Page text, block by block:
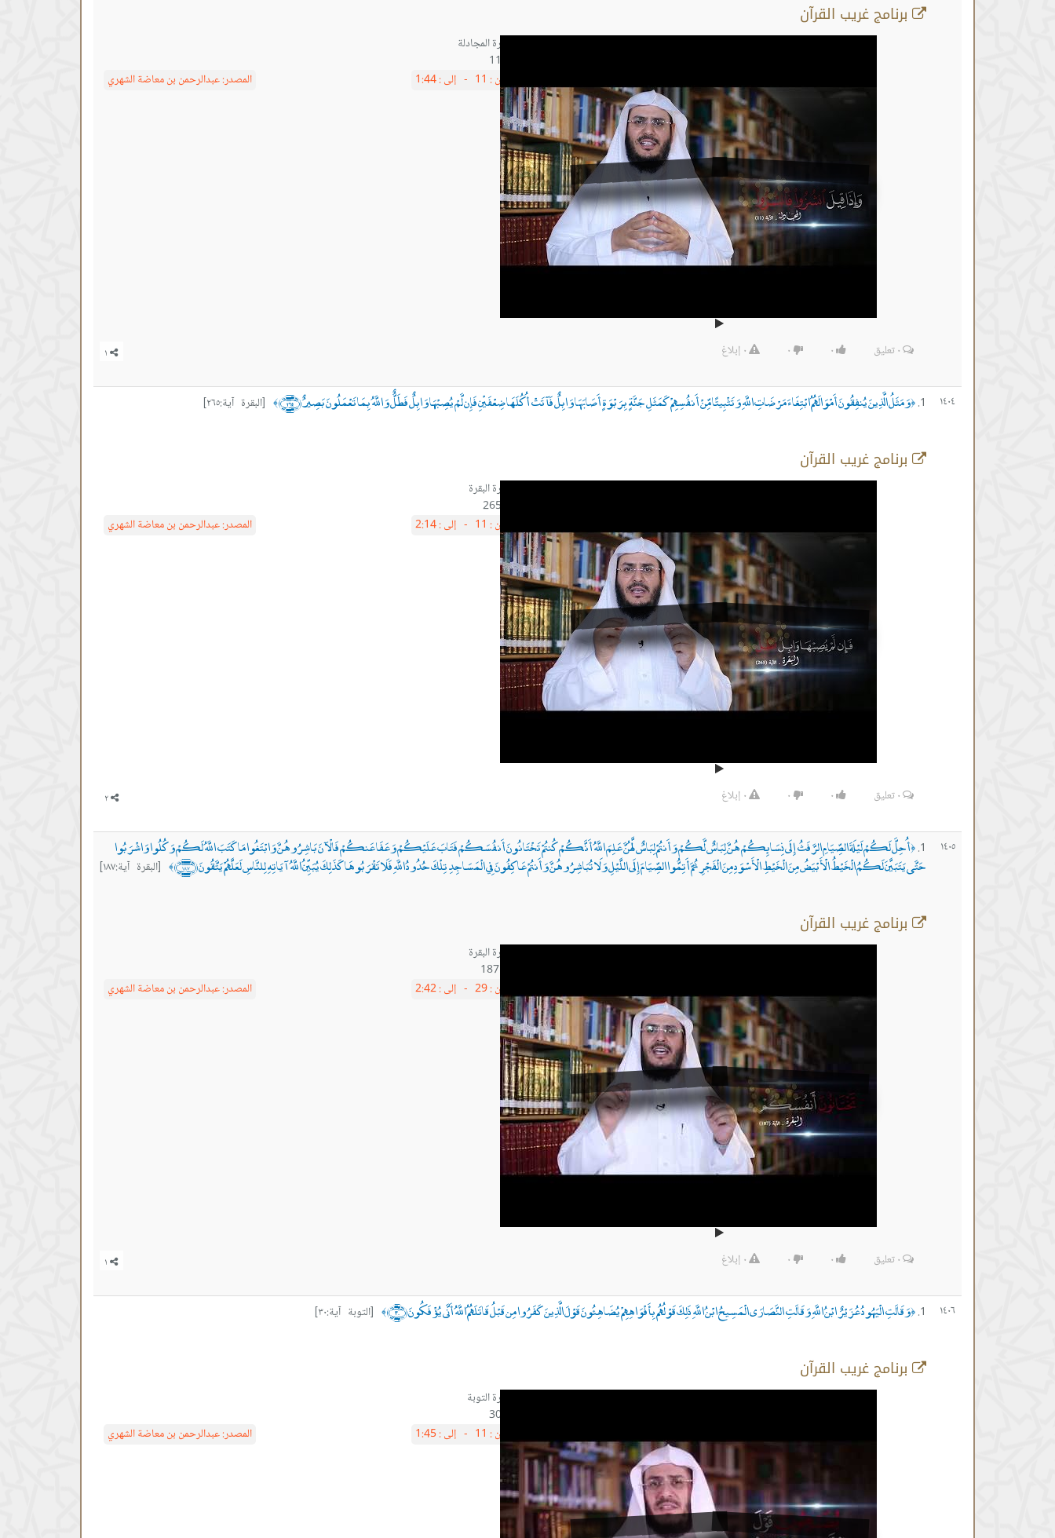
برنامج غريب القرآن
من : 11 - إلى :1:44 المصدر:عبدالرحمن بن معاضة الشهري
٠تعليق ٠ ٠ ٠ إبلاغ
١٤٠٤ ﴿وَمَثَلُ الَّذِينَ يُنفِقُونَ أَمْوَالَهُمُ ابْتِغَاءَ مَرْضَاتِ اللَّهِ وَتَثْبِيتًا مِّنْ أَنفُسِهِمْ كَمَثَلِ جَنَّةٍ بِرَبْوَةٍ أَصَابَهَا وَابِلٌ فَآتَتْ أُكُلَهَا ضِعْفَيْنِ فَإِن لَّمْ يُصِبْهَا وَابِلٌ فَطَلٌّ وَاللَّهُ بِمَا تَعْمَلُونَ بَصِيرٌ ﴿٢٦٥﴾ ﴾ [البقرة آية:٢٦٥]
برنامج غريب القرآن
من : 11 - إلى :2:14 المصدر:عبدالرحمن بن معاضة الشهري
٠تعليق ٠ ٠ ٠ إبلاغ
١٤٠٥ ﴿أُحِلَّ لَكُمْ لَيْلَةَ الصِّيَامِ الرَّفَثُ إِلَى نِسَائِكُمْ هُنَّ لِبَاسٌ لَّكُمْ وَأَنتُمْ لِبَاسٌ لَّهُنَّ عَلِمَ اللَّهُ أَنَّكُمْ كُنتُمْ تَخْتَانُونَ أَنفُسَكُمْ فَتَابَ عَلَيْكُمْ وَعَفَا عَنكُمْ فَالْآنَ بَاشِرُوهُنَّ وَابْتَغُوا مَا كَتَبَ اللَّهُ لَكُمْ وَكُلُوا وَاشْرَبُوا
حَتَّى يَتَبَيَّنَ لَكُمُ الْخَيْطُ الْأَبْيَضُ مِنَ الْخَيْطِ الْأَسْوَدِ مِنَ الْفَجْرِ ثُمَّ أَتِمُّوا الصِّيَامَ إِلَى اللَّيْلِ وَلَا تُبَاشِرُوهُنَّ وَأَنتُمْ عَاكِفُونَ فِي الْمَسَاجِدِ تِلْكَ حُدُودُ اللَّهِ فَلَا تَقْرَبُوهَا كَذَلِكَ يُبَيِّنُ اللَّهُ آيَاتِهِ لِلنَّاسِ لَعَلَّهُمْ يَتَّقُونَ ﴿١٨٧﴾ ﴾ [البقرة آية:١٨٧]
برنامج غريب القرآن
آية 187
من :29 - إلى :2:42 المصدر:عبدالرحمن بن معاضة الشهري
٠تعليق ٠ ٠ ٠ إبلاغ
١٤٠٦ ﴿وَقَالَتِ الْيَهُودُ عُزَيْرٌ ابْنُ اللَّهِ وَقَالَتِ النَّصَارَى الْمَسِيحُ ابْنُ اللَّهِ ذَلِكَ قَوْلُهُم بِأَفْوَاهِهِمْ يُضَاهِئُونَ قَوْلَ الَّذِينَ كَفَرُوا مِن قَبْلُ قَاتَلَهُمُ اللَّهُ أَنَّى يُؤْفَكُونَ ﴿٣٠﴾ ﴾ [التوبة آية:٣٠]
برنامج غريب القرآن
من : 11 - إلى :1:45 المصدر:عبدالرحمن بن معاضة الشهري